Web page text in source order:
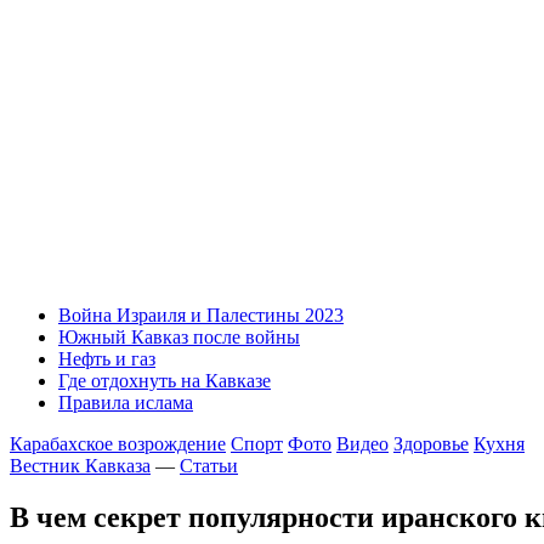
Война Израиля и Палестины 2023
Южный Кавказ после войны
Нефть и газ
Где отдохнуть на Кавказе
Правила ислама
Карабахское возрождение Спорт Фото Видео Здоровье Кухня
Вестник Кавказа — Статьи
В чем секрет популярности иранского